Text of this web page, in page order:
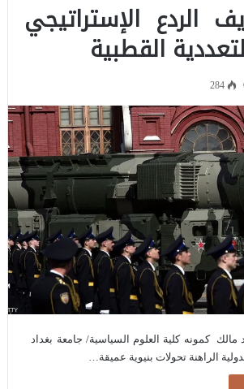
الردع الإستراتيجي
القطبية
284
مالك كمونه كلية العلوم السياسية/ جامعة بغداد
الراهنة تحولات بنيوية عميقة…